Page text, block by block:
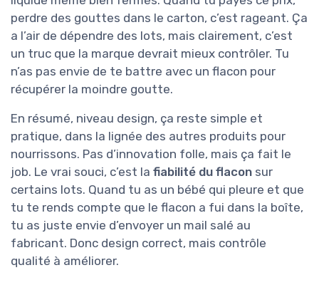
perdre des gouttes dans le carton, c’est rageant. Ça
a l’air de dépendre des lots, mais clairement, c’est
un truc que la marque devrait mieux contrôler. Tu
n’as pas envie de te battre avec un flacon pour
récupérer la moindre goutte.
En résumé, niveau design, ça reste simple et
pratique, dans la lignée des autres produits pour
nourrissons. Pas d’innovation folle, mais ça fait le
job. Le vrai souci, c’est la fiabilité du flacon sur
certains lots. Quand tu as un bébé qui pleure et que
tu te rends compte que le flacon a fui dans la boîte,
tu as juste envie d’envoyer un mail salé au
fabricant. Donc design correct, mais contrôle
qualité à améliorer.